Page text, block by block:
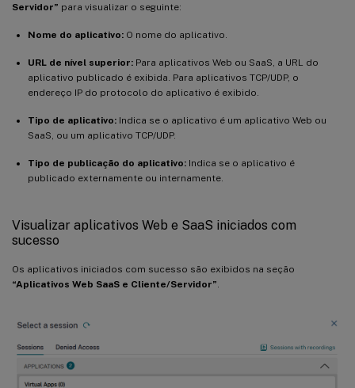
Servidor” para visualizar o seguinte:
Nome do aplicativo: O nome do aplicativo.
URL de nível superior: Para aplicativos Web ou SaaS, a URL do
aplicativo publicado é exibida. Para aplicativos TCP/UDP, o
endereço IP do protocolo do aplicativo é exibido.
Tipo de aplicativo: Indica se o aplicativo é um aplicativo Web ou
SaaS, ou um aplicativo TCP/UDP.
Tipo de publicação do aplicativo: Indica se o aplicativo é
publicado externamente ou internamente.
Visualizar aplicativos Web e SaaS iniciados com
sucesso
Os aplicativos iniciados com sucesso são exibidos na seção
“Aplicativos Web SaaS e Cliente/Servidor”